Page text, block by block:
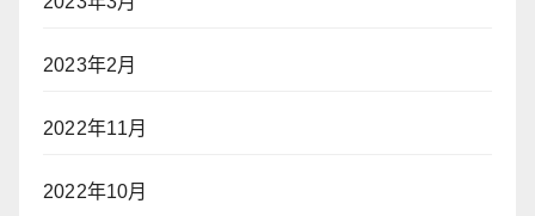
2023年2月
2022年11月
2022年10月